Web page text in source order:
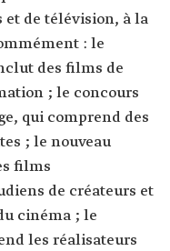
de télévision, à la
: le
des films de
; le concours
qui comprend des
; le nouveau
films
de créateurs et
cinéma ; le
les réalisateurs